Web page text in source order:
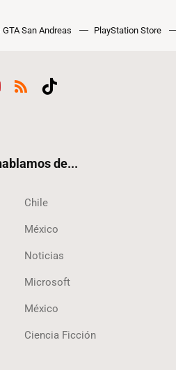
San Andreas PlayStation Store
de...
Chile
México
Noticias
Microsoft
México
Ciencia Ficción